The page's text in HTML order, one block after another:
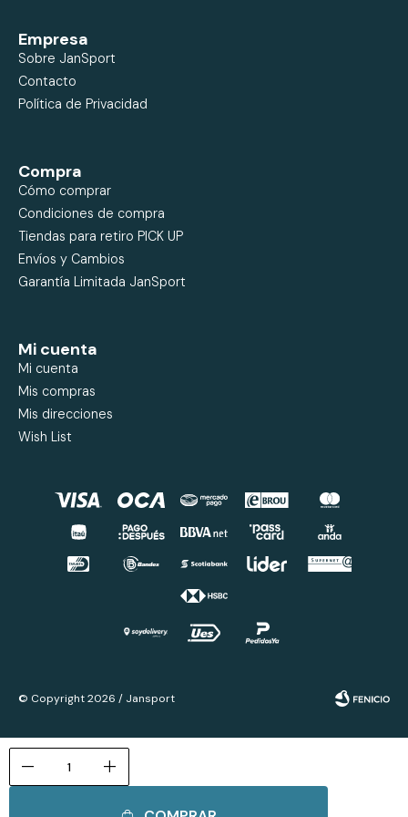
remove add
Empresa
Sobre JanSport
Contacto
Política de Privacidad
Compra
Cómo comprar
Condiciones de compra
Tiendas para retiro PICK UP
Envíos y Cambios
Garantía Limitada JanSport
Mi cuenta
Mi cuenta
Mis compras
Mis direcciones
Wish List
© Copyright 2026 / Jansport